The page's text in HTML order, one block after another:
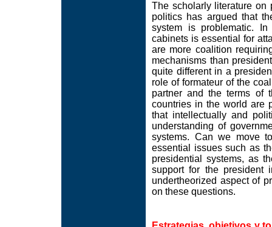
The scholarly literature on
politics has argued that
system is problematic.
cabinets is essential for
are more coalition
mechanisms than
quite different in a
role of formateur of the
partner and the terms of
countries in the world are
that intellectually and
understanding of
systems. Can we move
essential issues such as
presidential systems, as
support for the president
undertheorized aspect of
on these questions.